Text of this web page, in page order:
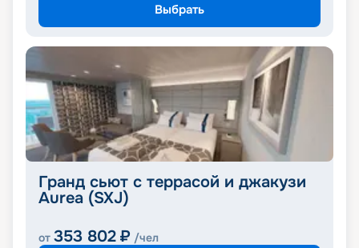
Выбрать
Гранд сьют с террасой и джакузи
Aurea (SXJ)
от 353 802 ₽ /чел